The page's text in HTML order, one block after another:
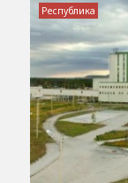
Республика